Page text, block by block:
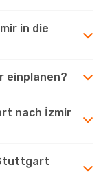
in die
einplanen?
nach İzmir